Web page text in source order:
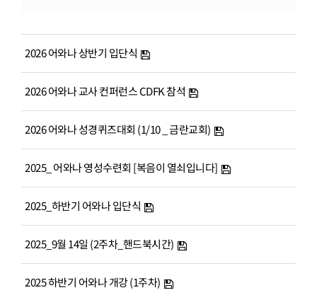
# 첨부 15.e_a6fUd018svcuiza7pr87ypw_s85552.jpg
# 첨부 16.e_b6fUd018svc1c55vlt3g578g_s85552.jpg
# 첨부 18.e_c6fUd018svc6eu2cd2abpd5_s85552.jpg
# 첨부 20.f_374Ud018svc5m4vg53djhbp_qkksgr.jpg
# 첨부 21.f_574Ud018svct3g1fbw41tau_qkksgr.jpg
# 첨부 22.f_674Ud018svc1dczytzazg1fc_qkksgr.jpg
# 첨부 23.f_674Ud018svcpl1mlcz6e659_qkksgr.jpg
# 첨부 24.f_774Ud018svc1v7hs6fpr1st6_qkksgr.jpg
# 첨부 25.f_974Ud018svc1k0t1cyzc7xvq_qkksgr.jpg
# 첨부 26.f_d74Ud018svc1bav6fwo2ws0z_qkksgr.jpg
2026 어와나 상반기 입단식
2026 어와나 교사 컨퍼런스 CDFK 참석
2026 어와나 성경퀴즈대회 (1/10 _ 금란교회)
2025_ 어와나 영성수련회 [복음이 열쇠입니다]
2025_하반기 어와나 입단식
2025_9월 14일 (2주차_핸드북시간)
2025 하반기 어와나 개강 (1주차)